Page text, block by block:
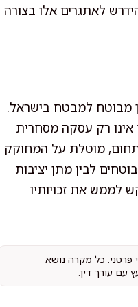
לאתגרים אלו בצורה
שבין מבוטח למבטח בישראל.
רק עסקה מסחרית
מוטלת על המחוקק
לבין מתן יציבות
לממש את זכויותיו
פרטני. כל מקרה נושא
עם עורך דין.